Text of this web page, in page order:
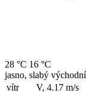
28 °C 16 °C
jasno, slabý
vítr
V, 4.17 m/s